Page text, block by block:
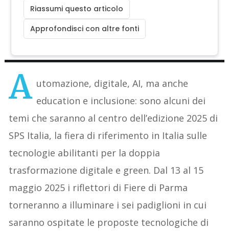
Riassumi questo articolo
Approfondisci con altre fonti
A utomazione, digitale, AI, ma anche
education e inclusione: sono alcuni dei
temi che saranno al centro dell’edizione 2025 di
SPS Italia, la fiera di riferimento in Italia sulle
tecnologie abilitanti per la doppia
trasformazione digitale e green. Dal 13 al 15
maggio 2025 i riflettori di Fiere di Parma
torneranno a illuminare i sei padiglioni in cui
saranno ospitate le proposte tecnologiche di